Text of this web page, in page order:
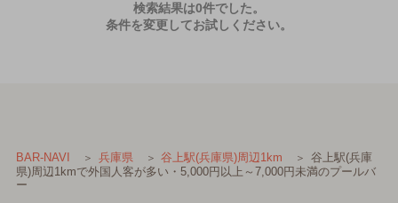
検索結果は0件でした。
条件を変更してお試しください。
BAR-NAVI 兵庫県 谷上駅(兵庫県)周辺1km
谷上駅(兵庫
県)周辺1kmで外国人客が多い・5,000円以上～7,000円未満のプールバ
ー